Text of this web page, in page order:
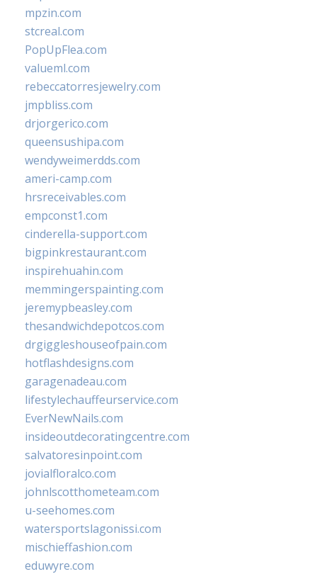
mpzin.com
stcreal.com
PopUpFlea.com
valueml.com
rebeccatorresjewelry.com
jmpbliss.com
drjorgerico.com
queensushipa.com
wendyweimerdds.com
ameri-camp.com
hrsreceivables.com
empconst1.com
cinderella-support.com
bigpinkrestaurant.com
inspirehuahin.com
memmingerspainting.com
jeremypbeasley.com
thesandwichdepotcos.com
drgiggleshouseofpain.com
hotflashdesigns.com
garagenadeau.com
lifestylechauffeurservice.com
EverNewNails.com
insideoutdecoratingcentre.com
salvatoresinpoint.com
jovialfloralco.com
johnlscotthometeam.com
u-seehomes.com
watersportslagonissi.com
mischieffashion.com
eduwyre.com